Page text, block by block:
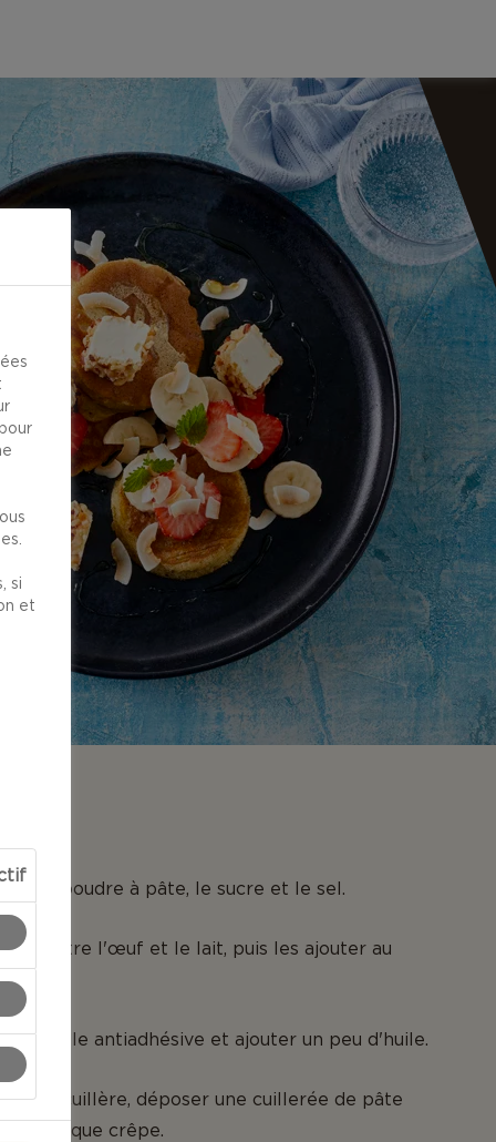
la poudre à pâte, le sucre et le sel.
battre l'œuf et le lait, puis les ajouter au
poêle antiadhésive et ajouter un peu d'huile.
cuillère, déposer une cuillerée de pâte
chaque crêpe.
si
et